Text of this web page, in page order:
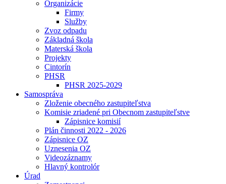
Organizácie
Firmy
Služby
Zvoz odpadu
Základná škola
Materská škola
Projekty
Cintorín
PHSR
PHSR 2025-2029
Samospráva
Zloženie obecného zastupiteľstva
Komisie zriadené pri Obecnom zastupiteľstve
Zápisnice komisií
Plán činnosti 2022 - 2026
Zápisnice OZ
Uznesenia OZ
Videozáznamy
Hlavný kontrolór
Úrad